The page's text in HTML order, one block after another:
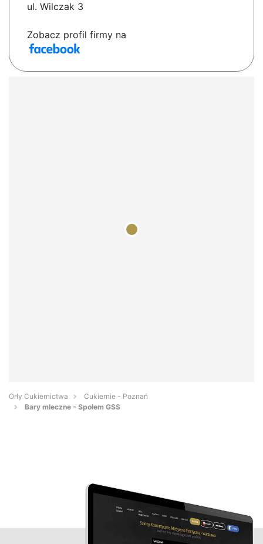
ul. Wilczak 3
Zobacz profil firmy na
Orły Cukiernictwa
Cukiernie - Poznań
Bary mleczne - Społem GSS